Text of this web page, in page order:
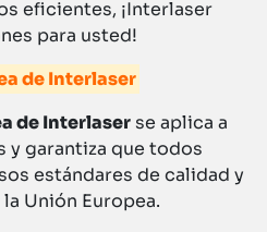
eficientes, ¡Interlaser
para usted!
de Interlaser
de Interlaser se aplica a
garantiza que todos
estándares de calidad y
Unión Europea.